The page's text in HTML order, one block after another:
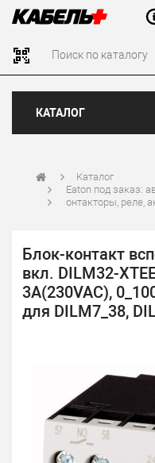
КАТАЛОГ
Каталог
Eaton под заказ:
онтакторы, реле,
Блок-контакт
вкл. DILM32-
3A(230VAC),
для DILM7_38,